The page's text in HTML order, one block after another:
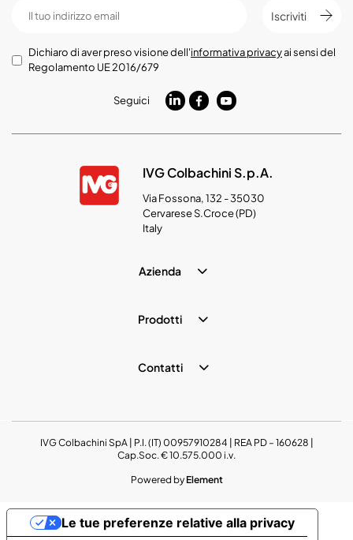
Iscriviti
Dichiaro di aver preso visione dell'informativa privacyai sensi del
Regolamento UE 2016/679
Seguici
IVG Colbachini S.p.A.
Via Fossona, 132 - 35030
Cervarese S.Croce (PD)
Italy
Azienda
Prodotti
Contatti
IVG Colbachini SpA | P.I. (IT) 00957910284 | REA PD – 160628 |
Cap.Soc. € 10.575.000 i.v.
Powered by Element
Le tue preferenze relative alla privacy